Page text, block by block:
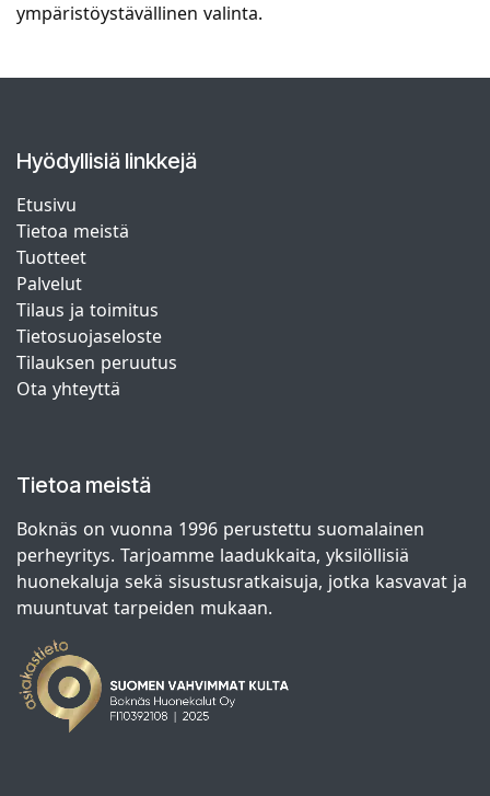
ympäristöystävällinen valinta.
Hyödyllisiä linkkejä
Etusivu
Tietoa meistä
Tuotteet
Palvelut
Tilaus ja toimitus
Tietosuojaseloste
Tilauksen peruutus
Ota yhteyttä
Tietoa meistä
Boknäs on vuonna 1996 perustettu suomalainen
perheyritys. Tarjoamme laadukkaita, yksilöllisiä
huonekaluja sekä sisustusratkaisuja, jotka kasvavat ja
muuntuvat tarpeiden mukaan.